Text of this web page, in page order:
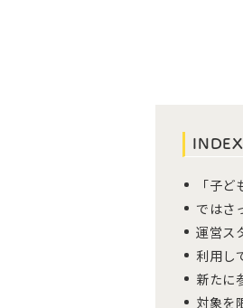
INDEX
「子
ではさ
運営ス
利用し
新たに
対象を